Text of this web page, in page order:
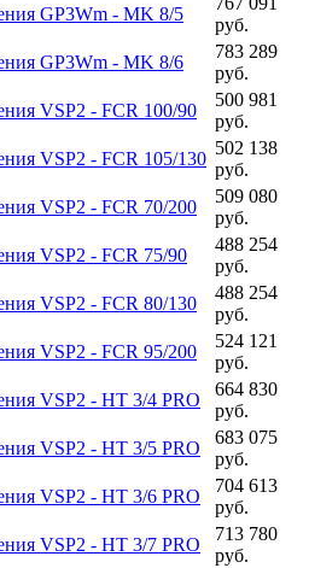
GP3Wm - MK 8/5
руб.
GP3Wm - MK 8/6
783 289
руб.
VSP2 - FCR 100/90
500 981
руб.
VSP2 - FCR 105/130
502 138
руб.
VSP2 - FCR 70/200
509 080
руб.
VSP2 - FCR 75/90
488 254
руб.
VSP2 - FCR 80/130
488 254
руб.
VSP2 - FCR 95/200
524 121
руб.
VSP2 - HT 3/4 PRO
664 830
руб.
VSP2 - HT 3/5 PRO
683 075
руб.
VSP2 - HT 3/6 PRO
704 613
руб.
VSP2 - HT 3/7 PRO
713 780
руб.